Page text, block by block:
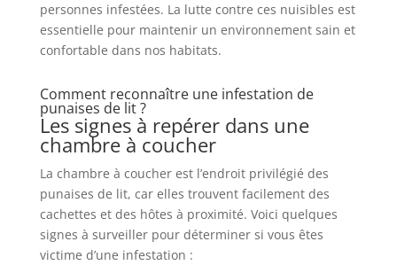
personnes infestées. La lutte contre ces nuisibles est
essentielle pour maintenir un environnement sain et
confortable dans nos habitats.
Comment reconnaître une infestation de
punaises de lit ?
Les signes à repérer dans une
chambre à coucher
La chambre à coucher est l’endroit privilégié des
punaises de lit, car elles trouvent facilement des
cachettes et des hôtes à proximité. Voici quelques
signes à surveiller pour déterminer si vous êtes
victime d’une infestation :